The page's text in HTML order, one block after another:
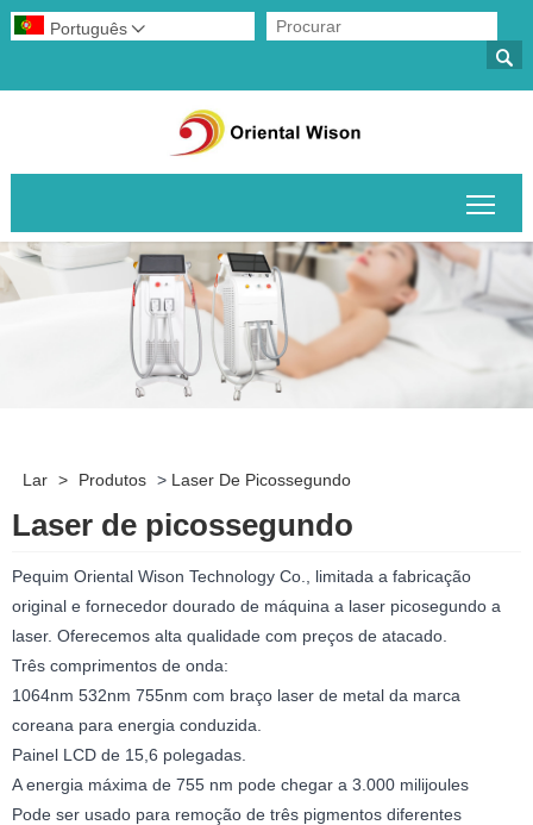

Português 
Lar > Produtos > Laser De Picossegundo
Laser de picossegundo
Pequim Oriental Wison Technology Co., limitada a fabricação
original e fornecedor dourado de máquina a laser picosegundo a
laser. Oferecemos alta qualidade com preços de atacado.
Três comprimentos de onda:
1064nm 532nm 755nm com braço laser de metal da marca
coreana para energia conduzida.
Painel LCD de 15,6 polegadas.
A energia máxima de 755 nm pode chegar a 3.000 milijoules
Pode ser usado para remoção de três pigmentos diferentes